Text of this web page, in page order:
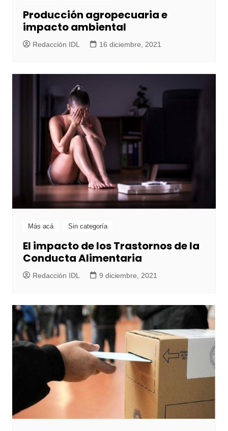
Producción agropecuaria e
impacto ambiental
Redacción IDL 16 diciembre, 2021
Más acá Sin categoría
El impacto de los Trastornos de la
Conducta Alimentaria
Redacción IDL 9 diciembre, 2021